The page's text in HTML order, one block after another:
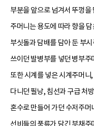
부분을 앞으로 넘겨서 뚜껑
주머니는 용도에 따라 향을
부싯돌과 담배를 담아 둔 부
쓰이던 발병부를 넣던 병부
또한 시계를 넣은 시계주머
다니던 필낭, 침선과 구급 처
혼수로 만들어 가던 수저주
선비들의 풍류가 담긴 부채